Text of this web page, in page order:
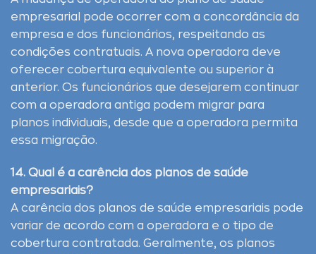
empresarial pode ocorrer com a concordância da
empresa e dos funcionários, respeitando as
condições contratuais. A nova operadora deve
oferecer cobertura equivalente ou superior à
anterior. Os funcionários que desejarem continuar
com a operadora antiga podem migrar para
planos individuais, desde que a operadora permita
essa migração.
14. Qual é a carência dos planos de saúde
empresariais?
A carência dos planos de saúde empresariais pode
variar de acordo com a operadora e o tipo de
cobertura contratada. Geralmente, os planos